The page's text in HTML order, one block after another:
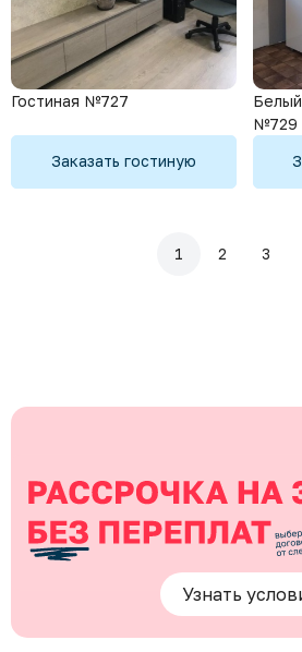
Гостиная №727
Заказать гостиную
№729
1 2 3
Узнать